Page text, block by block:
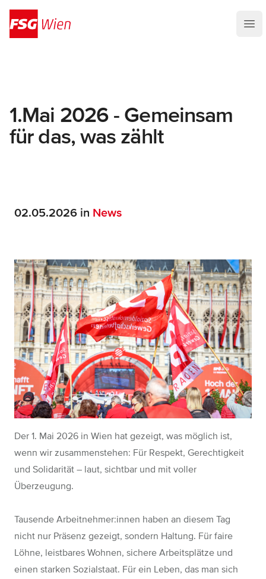
FSG Wien
1.Mai 2026 - Gemeinsam
für das, was zählt
02.05.2026 in News
Der 1. Mai 2026 in Wien hat gezeigt, was möglich ist,
wenn wir zusammenstehen: Für Respekt, Gerechtigkeit
und Solidarität – laut, sichtbar und mit voller
Überzeugung.
Tausende Arbeitnehmer:innen haben an diesem Tag
nicht nur Präsenz gezeigt, sondern Haltung. Für faire
Löhne, leistbares Wohnen, sichere Arbeitsplätze und
einen starken Sozialstaat. Für ein Leben, das man sich